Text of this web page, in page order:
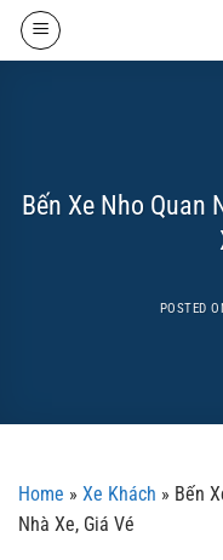
Skip
Bến Xe Nho Quan
POSTED
Home » Xe Khách » Bến
Nhà Xe, Giá Vé